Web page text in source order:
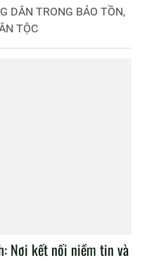
DÂN TRONG BẢO TỒN,
TỘC
Nơi kết nối niềm tin và